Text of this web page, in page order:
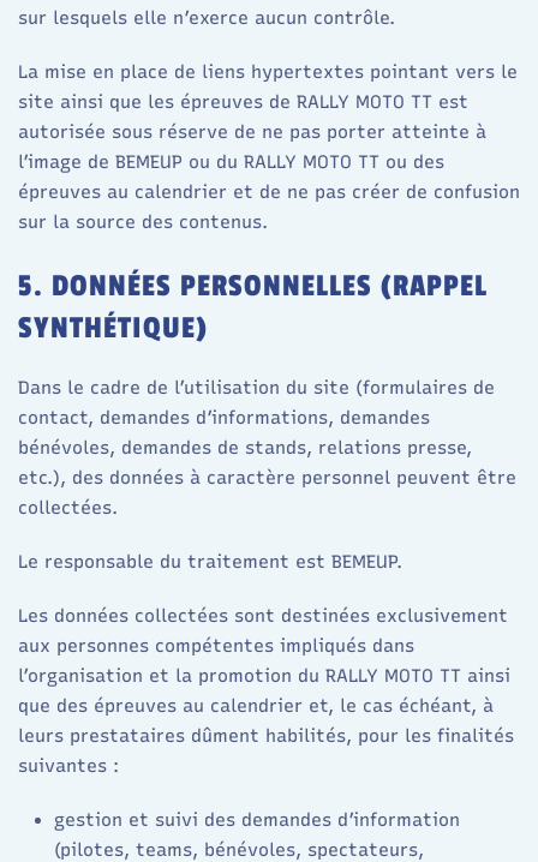
sur lesquels elle n’exerce aucun contrôle.
La mise en place de liens hypertextes pointant vers le
site ainsi que les épreuves de RALLY MOTO TT est
autorisée sous réserve de ne pas porter atteinte à
l’image de BEMEUP ou du RALLY MOTO TT ou des
épreuves au calendrier et de ne pas créer de confusion
sur la source des contenus.
5. DONNÉES PERSONNELLES (RAPPEL
SYNTHÉTIQUE)
Dans le cadre de l’utilisation du site (formulaires de
contact, demandes d’informations, demandes
bénévoles, demandes de stands, relations presse,
etc.), des données à caractère personnel peuvent être
collectées.
Le responsable du traitement est BEMEUP.
Les données collectées sont destinées exclusivement
aux personnes compétentes impliqués dans
l’organisation et la promotion du RALLY MOTO TT ainsi
que des épreuves au calendrier et, le cas échéant, à
leurs prestataires dûment habilités, pour les finalités
suivantes :
gestion et suivi des demandes d’information
(pilotes, teams, bénévoles, spectateurs,